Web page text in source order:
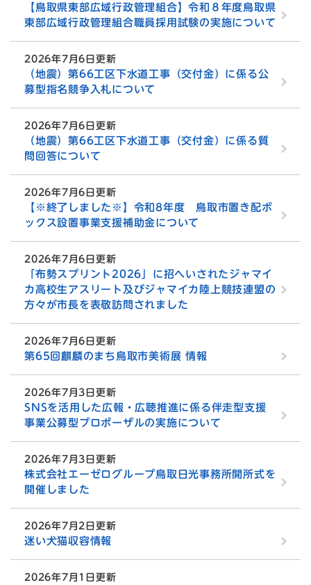
【鳥取県東部広域行政管理組合】令和８年度鳥取県
東部広域行政管理組合職員採用試験の実施について
2026年7月6日更新
（地震）第66工区下水道工事（交付金）に係る公
募型指名競争入札について
2026年7月6日更新
（地震）第66工区下水道工事（交付金）に係る質
問回答について
2026年7月6日更新
【※終了しました※】令和8年度 鳥取市置き配ボ
ックス設置事業支援補助金について
2026年7月6日更新
「布勢スプリント2026」に招へいされたジャマイ
カ高校生アスリート及びジャマイカ陸上競技連盟の
方々が市長を表敬訪問されました
2026年7月6日更新
第65回麒麟のまち鳥取市美術展 情報
2026年7月3日更新
SNSを活用した広報・広聴推進に係る伴走型支援
事業公募型プロポーザルの実施について
2026年7月3日更新
株式会社エーゼログループ鳥取日光事務所開所式を
開催しました
2026年7月2日更新
迷い犬猫収容情報
2026年7月1日更新